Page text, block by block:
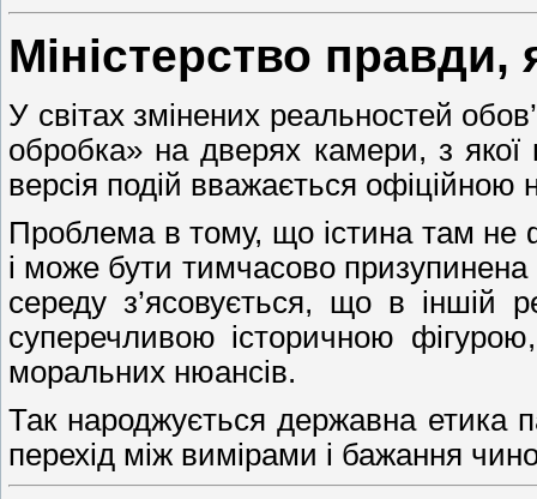
Міністерство
У світах змінених реальностей
обробка» на дверях камери, з
версія подій вважається офіційною
Проблема в тому, що істина там не
і може бути тимчасово призупинена
середу з’ясовується, що в іншій
суперечливою історичною
моральних нюансів.
Так народжується державна етика
перехід між вимірами і бажання